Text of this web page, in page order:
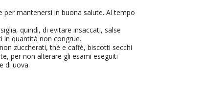
mantenersi in buona salute. Al tempo
quindi, di evitare insaccati, salse
in quantità non congrue.
zuccherati, thè e caffè, biscotti secchi
per non alterare gli esami eseguiti
di uova.